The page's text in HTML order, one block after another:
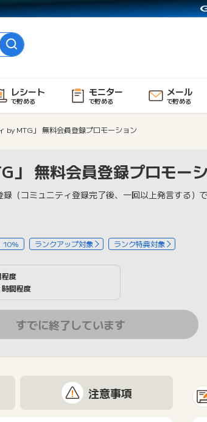
レシート
で貯める
モニター
で貯める
メール
で貯める
by MTG」 無料会員登録プロモーション
」 無料会員登録プロモー
（コミュニティ登録完了後、一回以上発言する）
10% ランクアップ対象 ランク特典対象
程度
時間程度
すでに終了しています
注意事項